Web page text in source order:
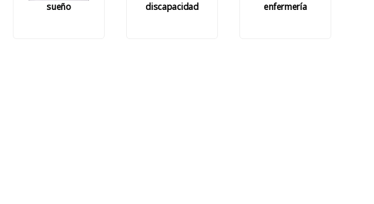
sueño discapacidad enfermería